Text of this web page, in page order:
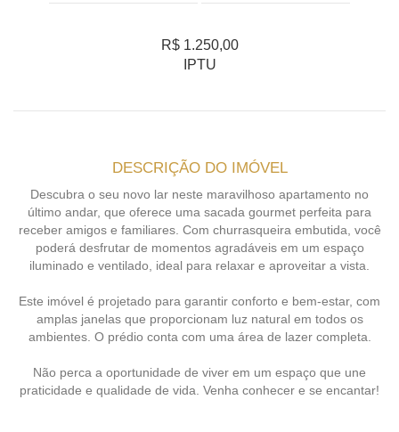
R$ 1.250,00
IPTU
DESCRIÇÃO DO IMÓVEL
Descubra o seu novo lar neste maravilhoso apartamento no
último andar, que oferece uma sacada gourmet perfeita para
receber amigos e familiares. Com churrasqueira embutida, você
poderá desfrutar de momentos agradáveis em um espaço
iluminado e ventilado, ideal para relaxar e aproveitar a vista.
Este imóvel é projetado para garantir conforto e bem-estar, com
amplas janelas que proporcionam luz natural em todos os
ambientes. O prédio conta com uma área de lazer completa.
Não perca a oportunidade de viver em um espaço que une
praticidade e qualidade de vida. Venha conhecer e se encantar!